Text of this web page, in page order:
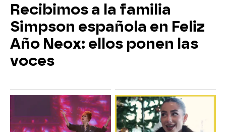
Recibimos a la familia
Simpson española en Feliz
Año Neox: ellos ponen las
voces